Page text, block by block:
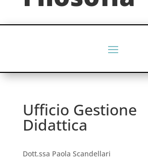
Ufficio Gestione
Didattica
Dott.ssa Paola Scandellari